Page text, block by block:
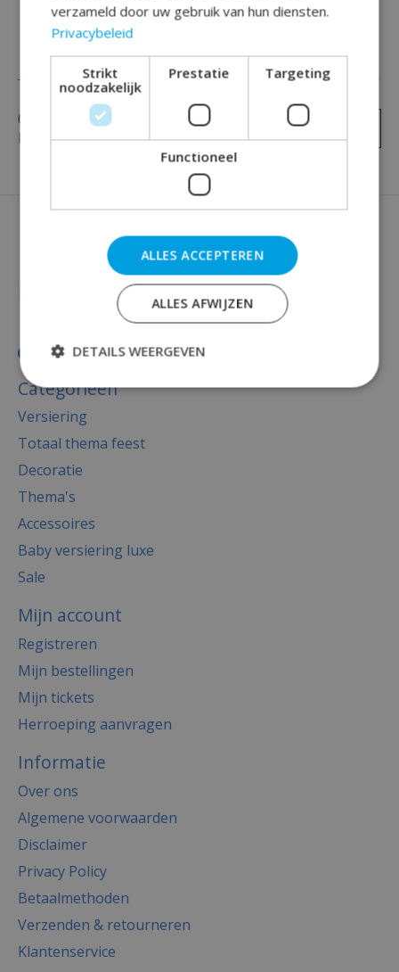
Reviews (0)
0 sterren op basis van
beoordelingen
Je beoordeling toevoegen
Categorieën
Versiering
Totaal thema feest
Decoratie
Thema's
Accessoires
Baby versiering luxe
Sale
Mijn account
Registreren
Mijn bestellingen
Mijn tickets
Herroeping aanvragen
Informatie
Over ons
Algemene voorwaarden
Disclaimer
Privacy Policy
Betaalmethoden
Verzenden & retourneren
Klantenservice
verzameld door uw gebruik van hun diensten.
Privacybeleid
Strikt
noodzakelijk
Prestatie Targeting
Functioneel
ALLES ACCEPTEREN
ALLES AFWIJZEN
DETAILS WEERGEVEN